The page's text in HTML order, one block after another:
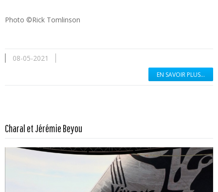
Photo ©Rick Tomlinson
08-05-2021
EN SAVOIR PLUS...
Charal et Jérémie Beyou